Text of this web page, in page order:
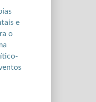
e
o